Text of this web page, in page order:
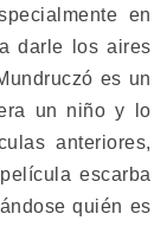
en
darle los aires
es un
un niño y lo
anteriores,
escarba
quién es